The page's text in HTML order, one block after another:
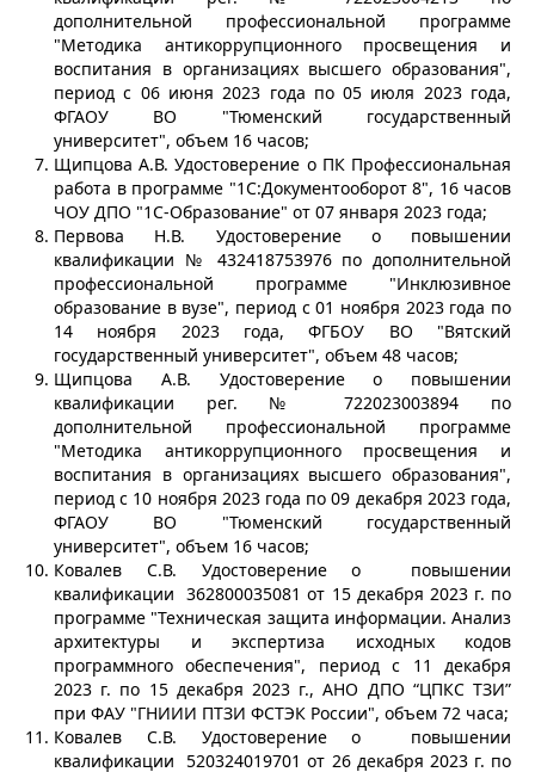
дополнительной профессиональной программе
"Методика антикоррупционного просвещения и
воспитания в организациях высшего образования",
период с 06 июня 2023 года по 05 июля 2023 года,
ФГАОУ ВО "Тюменский государственный
университет", объем 16 часов;
Щипцова А.В. Удостоверение о ПК Профессиональная
работа в программе "1С:Документооборот 8", 16 часов
ЧОУ ДПО "1С-Образование" от 07 января 2023 года;
Первова Н.В. Удостоверение о повышении
квалификации № 432418753976 по дополнительной
профессиональной программе "Инклюзивное
образование в вузе", период с 01 ноября 2023 года по
14 ноября 2023 года, ФГБОУ ВО "Вятский
государственный университет", объем 48 часов;
Щипцова А.В. Удостоверение о повышении
квалификации рег. № 722023003894 по
дополнительной профессиональной программе
"Методика антикоррупционного просвещения и
воспитания в организациях высшего образования",
период с 10 ноября 2023 года по 09 декабря 2023 года,
ФГАОУ ВО "Тюменский государственный
университет", объем 16 часов;
Ковалев С.В. Удостоверение о повышении
квалификации 362800035081 от 15 декабря 2023 г. по
программе "Техническая защита информации. Анализ
архитектуры и экспертиза исходных кодов
программного обеспечения", период с 11 декабря
2023 г. по 15 декабря 2023 г., АНО ДПО “ЦПКС ТЗИ”
при ФАУ "ГНИИИ ПТЗИ ФСТЭК России", объем 72 часа;
Ковалев С.В. Удостоверение о повышении
квалификации 520324019701 от 26 декабря 2023 г. по